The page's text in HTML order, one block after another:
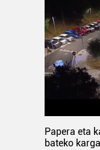
Papera eta
bateko